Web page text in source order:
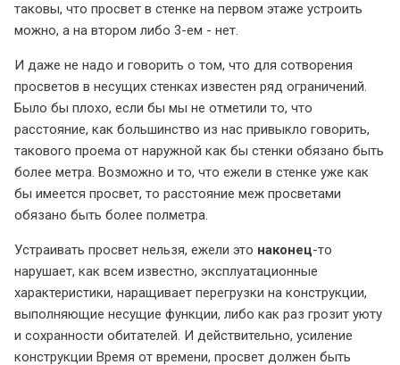
таковы, что просвет в стенке на первом этаже устроить
можно, а на втором либо 3-ем - нет.
И даже не надо и говорить о том, что для сотворения
просветов в несущих стенках известен ряд ограничений.
Было бы плохо, если бы мы не отметили то, что
расстояние, как большинство из нас привыкло говорить,
такового проема от наружной как бы стенки обязано быть
более метра. Возможно и то, что ежели в стенке уже как
бы имеется просвет, то расстояние меж просветами
обязано быть более полметра.
Устраивать просвет нельзя, ежели это наконец-то
нарушает, как всем известно, эксплуатационные
характеристики, наращивает перегрузки на конструкции,
выполняющие несущие функции, либо как раз грозит уюту
и сохранности обитателей. И действительно, усиление
конструкции Время от времени, просвет должен быть